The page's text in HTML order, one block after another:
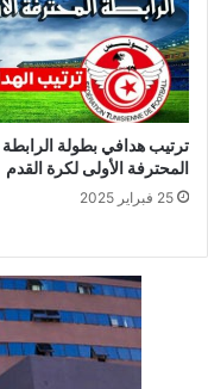
ترتيب هدافي بطولة الرابطة
المحترفة الأولى لكرة القدم
25 فبراير 2025